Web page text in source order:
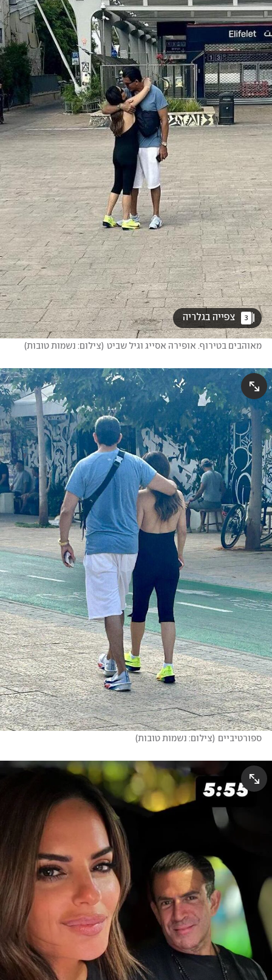
3
מאוהבים בטירוף. אופירה אסייג וגיל שביט (צילום: נשמות טובות)
ספורטיביים (צילום: נשמות טובות)